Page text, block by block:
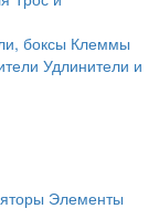
боксы Клеммы
Удлинители и
Элементы